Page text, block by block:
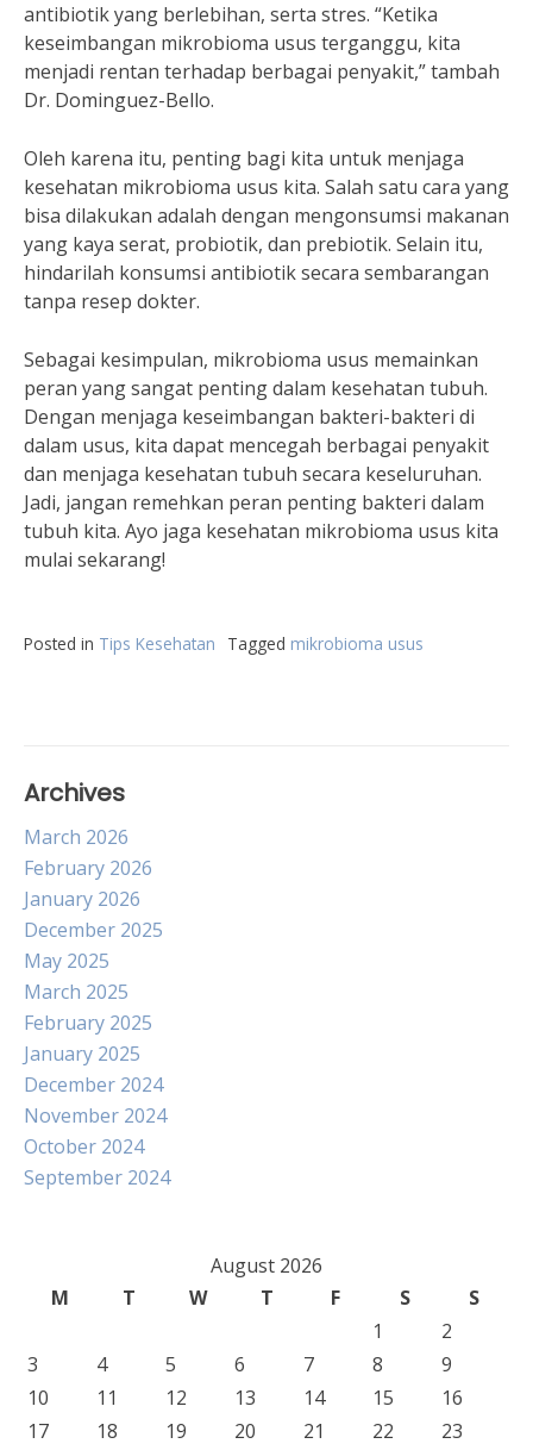
antibiotik yang berlebihan, serta stres. “Ketika
keseimbangan mikrobioma usus terganggu, kita
menjadi rentan terhadap berbagai penyakit,” tambah
Dr. Dominguez-Bello.
Oleh karena itu, penting bagi kita untuk menjaga
kesehatan mikrobioma usus kita. Salah satu cara yang
bisa dilakukan adalah dengan mengonsumsi makanan
yang kaya serat, probiotik, dan prebiotik. Selain itu,
hindarilah konsumsi antibiotik secara sembarangan
tanpa resep dokter.
Sebagai kesimpulan, mikrobioma usus memainkan
peran yang sangat penting dalam kesehatan tubuh.
Dengan menjaga keseimbangan bakteri-bakteri di
dalam usus, kita dapat mencegah berbagai penyakit
dan menjaga kesehatan tubuh secara keseluruhan.
Jadi, jangan remehkan peran penting bakteri dalam
tubuh kita. Ayo jaga kesehatan mikrobioma usus kita
mulai sekarang!
Posted in Tips Kesehatan Tagged mikrobioma usus
Archives
March 2026
February 2026
January 2026
December 2025
May 2025
March 2025
February 2025
January 2025
December 2024
November 2024
October 2024
September 2024
August 2026
M
T W T F S
S
1
2
3
4 5 6 7 8
9
10
11 12 13 14 15
16
17
18 19 20 21 22
23